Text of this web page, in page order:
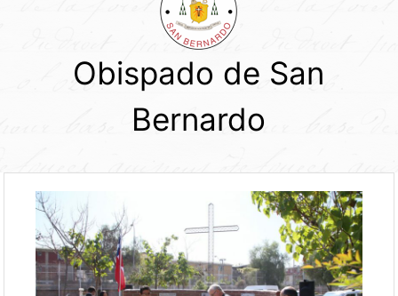
Obispado de San
Bernardo